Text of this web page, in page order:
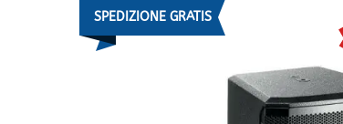
SPEDIZIONE GRATIS